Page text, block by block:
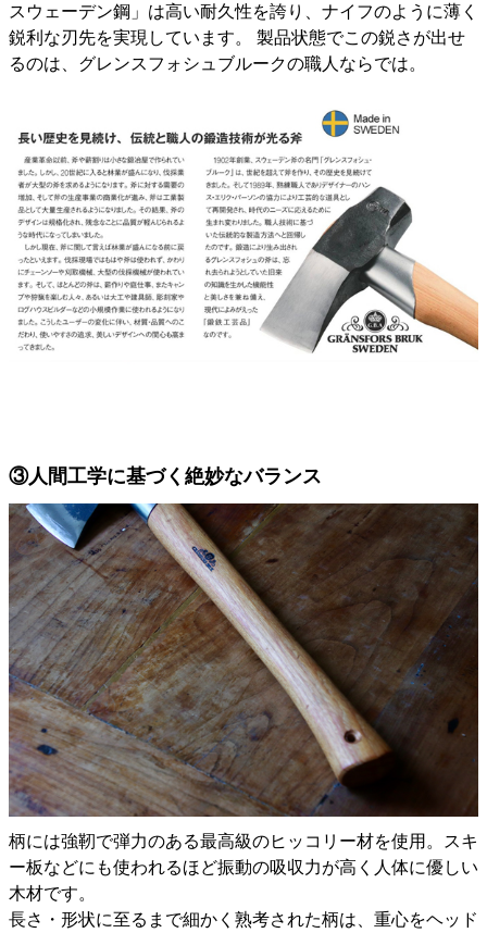
スウェーデン鋼」は高い耐久性を誇り、ナイフのように薄く
鋭利な刃先を実現しています。 製品状態でこの鋭さが出せ
るのは、グレンスフォシュブルークの職人ならでは。
③人間工学に基づく絶妙なバランス
柄には強靭で弾力のある最高級のヒッコリー材を使用。スキ
ー板などにも使われるほど振動の吸収力が高く人体に優しい
木材です。
長さ・形状に至るまで細かく熟考された柄は、重心をヘッド